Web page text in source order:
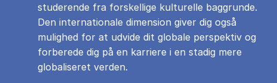
studerende fra forskellige kulturelle baggrunde.
Den internationale dimension giver dig også
mulighed for at udvide dit globale perspektiv og
forberede dig på en karriere i en stadig mere
globaliseret verden.